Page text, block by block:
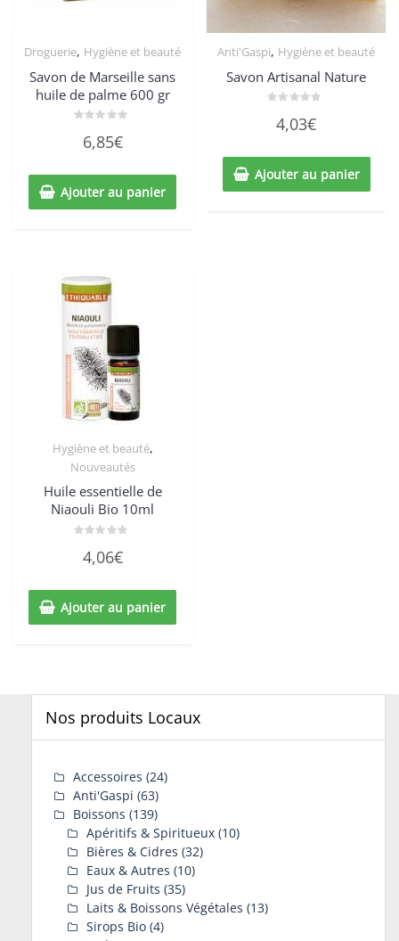
Droguerie, Hygiène et beauté
Savon de Marseille sans
huile de palme 600 gr
sur
6,85€
Ajouter au panier
Anti'Gaspi, Hygiène et beauté
Savon Artisanal Nature
sur
4,03€
Ajouter au panier
Hygiène et beauté,
Nouveautés
Huile essentielle de
Niaouli Bio 10ml
sur
4,06€
Ajouter au panier
Nos produits Locaux
Accessoires (24)
Anti'Gaspi (63)
Boissons (139)
Apéritifs & Spiritueux (10)
Bières & Cidres (32)
Eaux & Autres (10)
Jus de Fruits (35)
Laits & Boissons Végétales (13)
Sirops Bio (4)